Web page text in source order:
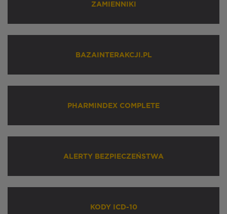
ZAMIENNIKI
BAZAINTERAKCJI.PL
PHARMINDEX COMPLETE
ALERTY BEZPIECZEŃSTWA
KODY ICD-10